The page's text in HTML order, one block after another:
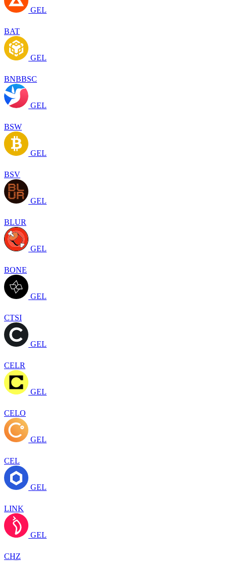
GEL
BAT
GEL
BNBBSC
GEL
BSW
GEL
BSV
GEL
BLUR
GEL
BONE
GEL
CTSI
GEL
CELR
GEL
CELO
GEL
CEL
GEL
LINK
GEL
CHZ